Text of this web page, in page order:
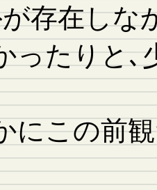
存在しな
ったりと､
にこの前